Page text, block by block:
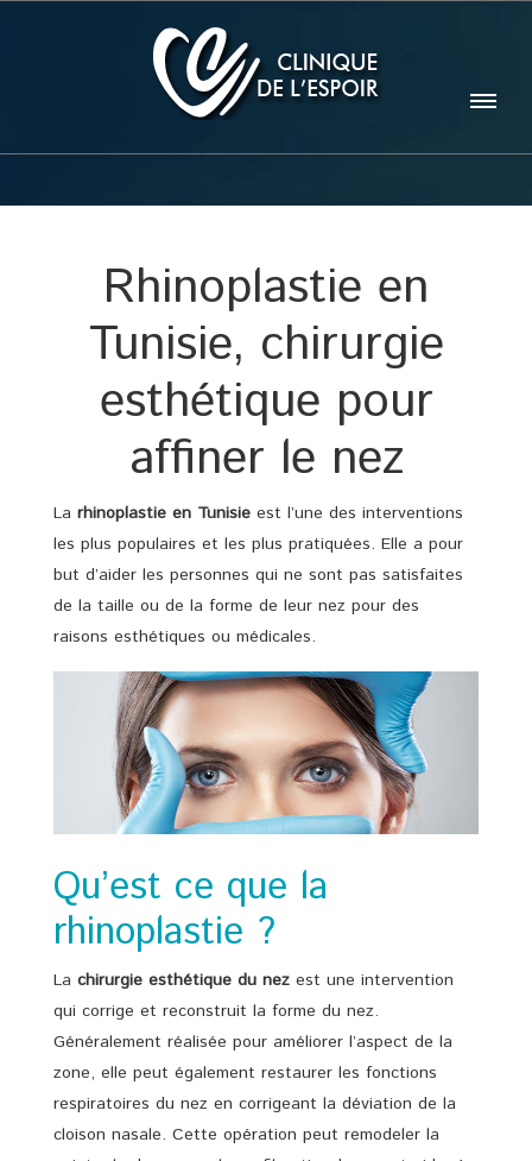
Rhinoplastie en
Tunisie, chirurgie
esthétique pour
affiner le nez
La rhinoplastie en Tunisie est l’une des interventions
les plus populaires et les plus pratiquées. Elle a pour
but d’aider les personnes qui ne sont pas satisfaites
de la taille ou de la forme de leur nez pour des
raisons esthétiques ou médicales.
Qu’est ce que la
rhinoplastie ?
La chirurgie esthétique du nez est une intervention
qui corrige et reconstruit la forme du nez.
Généralement réalisée pour améliorer l’aspect de la
zone, elle peut également restaurer les fonctions
respiratoires du nez en corrigeant la déviation de la
cloison nasale. Cette opération peut remodeler la